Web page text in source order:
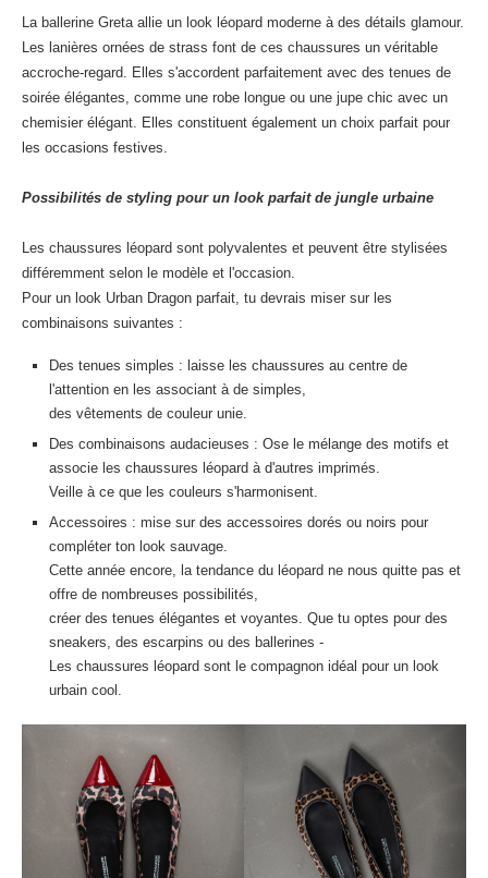
La ballerine Greta allie un look léopard moderne à des détails glamour.
Les lanières ornées de strass font de ces chaussures un véritable
accroche-regard. Elles s'accordent parfaitement avec des tenues de
soirée élégantes, comme une robe longue ou une jupe chic avec un
chemisier élégant. Elles constituent également un choix parfait pour
les occasions festives.
Possibilités de styling pour un look parfait de jungle urbaine
Les chaussures léopard sont polyvalentes et peuvent être stylisées
différemment selon le modèle et l'occasion.
Pour un look Urban Dragon parfait, tu devrais miser sur les
combinaisons suivantes :
Des tenues simples : laisse les chaussures au centre de
l'attention en les associant à de simples,
des vêtements de couleur unie.
Des combinaisons audacieuses : Ose le mélange des motifs et
associe les chaussures léopard à d'autres imprimés.
Veille à ce que les couleurs s'harmonisent.
Accessoires : mise sur des accessoires dorés ou noirs pour
compléter ton look sauvage.
Cette année encore, la tendance du léopard ne nous quitte pas et
offre de nombreuses possibilités,
créer des tenues élégantes et voyantes. Que tu optes pour des
sneakers, des escarpins ou des ballerines -
Les chaussures léopard sont le compagnon idéal pour un look
urbain cool.